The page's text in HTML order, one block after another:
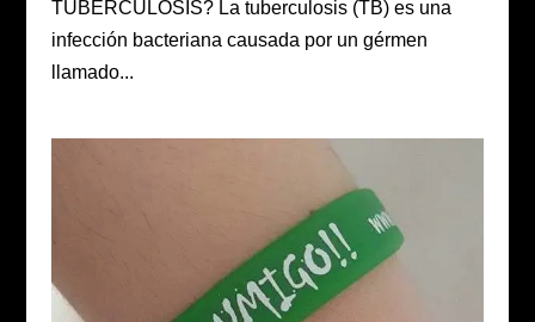
TUBERCULOSIS? La tuberculosis (TB) es una
infección bacteriana causada por un gérmen
llamado...